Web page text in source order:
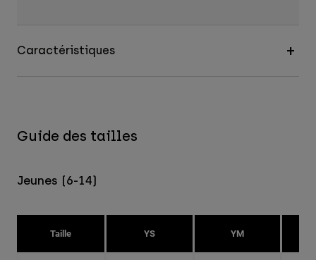
Caractéristiques
Guide des tailles
Jeunes (6-14)
Taille YS YM